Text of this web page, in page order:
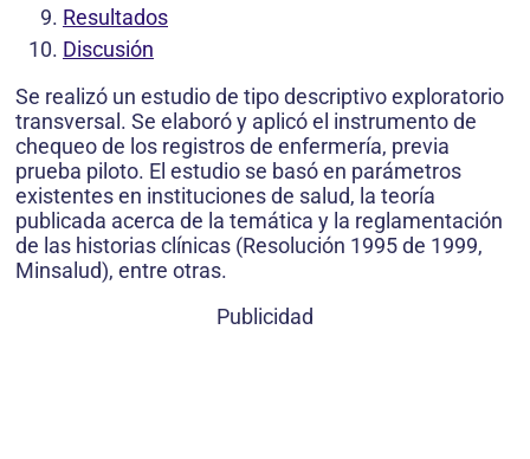
Resultados
Discusión
Se realizó un estudio de tipo descriptivo exploratorio
transversal. Se elaboró y aplicó el instrumento de
chequeo de los registros de enfermería, previa
prueba piloto. El estudio se basó en parámetros
existentes en instituciones de salud, la teoría
publicada acerca de la temática y la reglamentación
de las historias clínicas (Resolución 1995 de 1999,
Minsalud), entre otras.
Publicidad